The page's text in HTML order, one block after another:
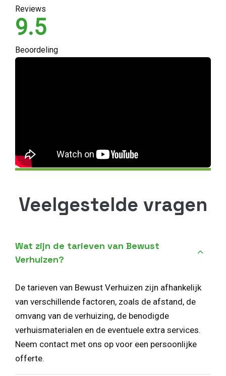
Reviews
9.5
Beoordeling
Veelgestelde vragen
Wat zijn de tarieven van Bewust
Verhuizen?
De tarieven van Bewust Verhuizen zijn afhankelijk
van verschillende factoren, zoals de afstand, de
omvang van de verhuizing, de benodigde
verhuismaterialen en de eventuele extra services.
Neem contact met ons op voor een persoonlijke
offerte.